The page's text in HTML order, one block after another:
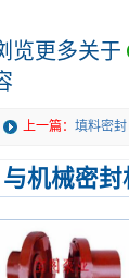
览更多关于
上一篇： 填料密封
与机械密